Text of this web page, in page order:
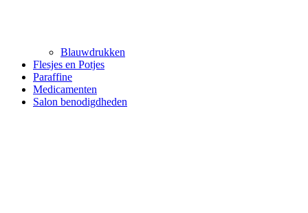
Blauwdrukken
Flesjes en Potjes
Paraffine
Medicamenten
Salon benodigdheden